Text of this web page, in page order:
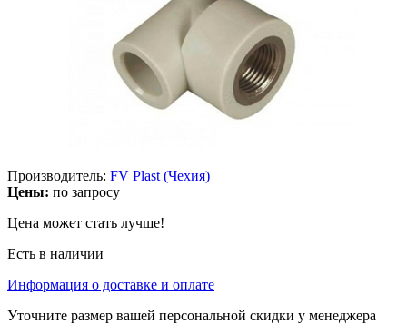
Производитель: FV Plast (Чехия)
Цены: по запросу
Цена может стать лучше!
Есть в наличии
Информация о доставке и оплате
Уточните размер вашей персональной скидки у менеджера